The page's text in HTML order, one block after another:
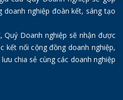
doanh nghiệp đoàn kết, sáng tạo
Quý Doanh nghiệp sẽ nhận được
kết nối cộng đồng doanh nghiệp,
chia sẻ cùng các doanh nghiệp